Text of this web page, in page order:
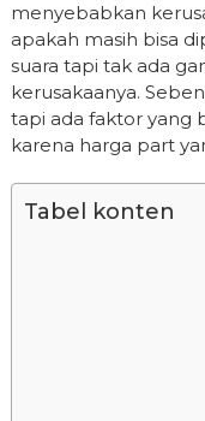
menyebabkan
apakah masih bisa
suara tapi tak ada
kerusakaanya.
tapi ada faktor yang
karena harga part
Tabel konten